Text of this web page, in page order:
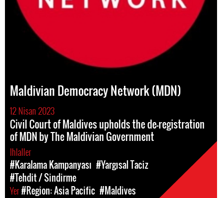
Maldivian Democracy Network (MDN)
12 Nisan 2023
Civil Court of Maldives upholds the de-registration
of MDN by The Maldivian Government
Ihlaller
#Karalama Kampanyası #Yargısal Taciz
#Tehdit / Sindirme
Yer#Region: Asia Pacific #Maldives